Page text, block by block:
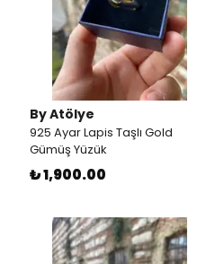
By Atölye
925 Ayar Lapis Taşlı Gold
Gümüş Yüzük
₺ 1,900.00